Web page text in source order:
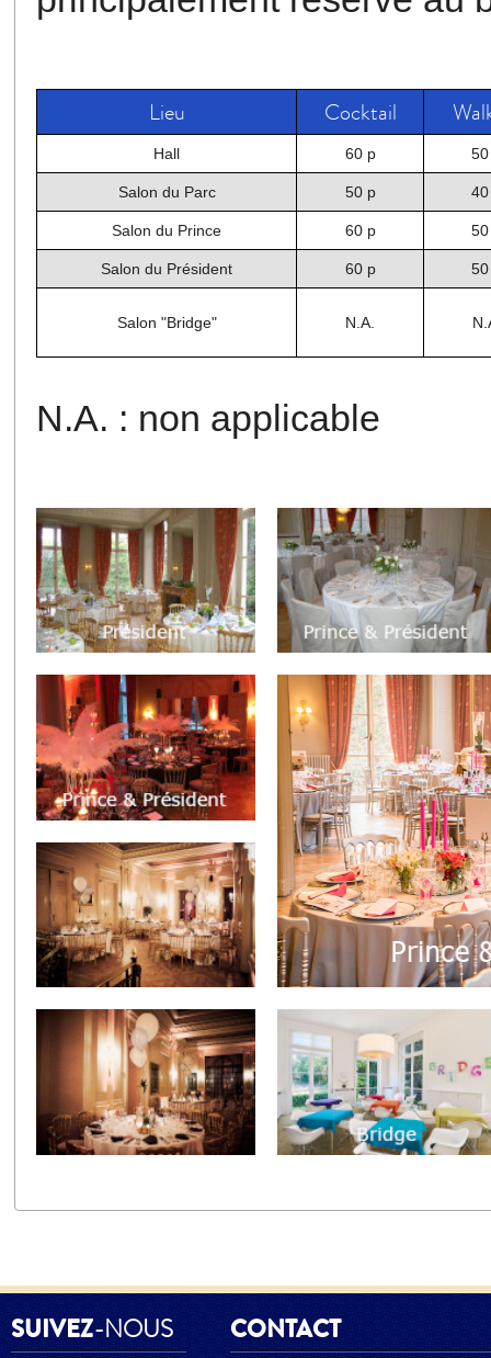
Lieu Cocktail
Hall 60 p
Salon du Parc 50 p
Salon du Prince 60 p
Salon du Président 60 p
Salon "Bridge" N.A.
N.A. : non applicable
SUIVEZ-NOUS CONTACT